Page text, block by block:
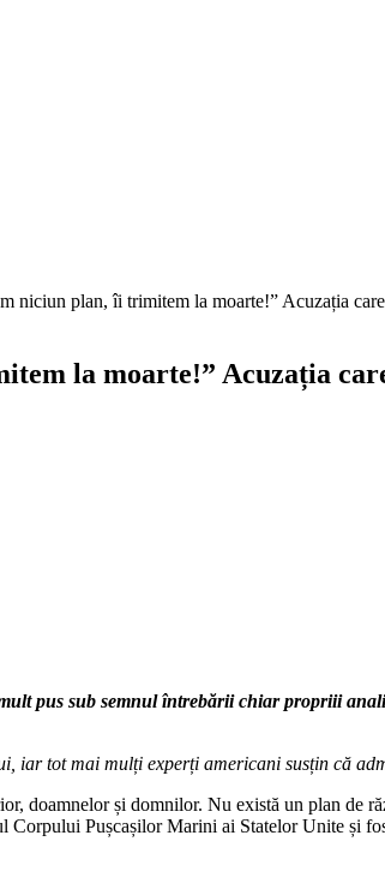
niciun plan, îi trimitem la moarte!” Acuzația
la moarte!” Acuzația
pus sub semnul întrebării chiar propriii
iar tot mai mulți experți americani susțin că
doamnelor și domnilor. Nu există un plan de
Corpului Pușcașilor Marini ai Statelor Unite și